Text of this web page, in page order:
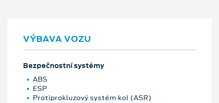
VÝBAVA VOZU
Bezpečnostní systémy
ABS
ESP
Protiprokluzový systém kol (ASR)